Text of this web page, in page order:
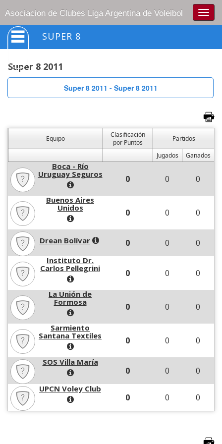
Asociacion de Clubes Liga Argentina de Voleibol
SUPER 8
Super 8 2011
Super 8 2011 - Super 8 2011
Equipo
Clasificación
por Puntos
Partidos
Jugados
Ganados
Boca - Río
Uruguay Seguros
0 0 0
Buenos Aires
Unidos
0 0 0
Drean Bolívar 0 0 0
Instituto Dr.
Carlos Pellegrini
0 0 0
La Unión de
Formosa
0 0 0
Sarmiento
Santana Textiles
0 0 0
SOS Villa María
0 0 0
UPCN Voley Club
0 0 0